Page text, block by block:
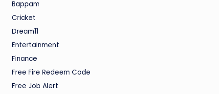
Bappam
Cricket
Dream11
Entertainment
Finance
Free Fire Redeem Code
Free Job Alert